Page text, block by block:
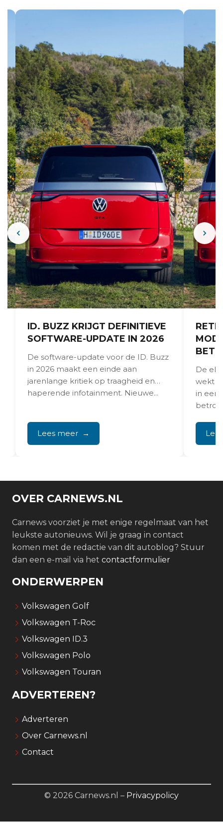
ID. BUZZ KRIJGT DEFINITIEVE
SOFTWARE-UPDATE IN 2026
De software-update voor de ID. Buzz
in 2026 maakt een einde aan
jarenlange kritiek op traagheid en
haperende infotainment. Nieuwe...
Lees meer
De
wekt
in een
OVER CARNEWS.NL
Carnews voorziet je met enige regelmaat van het
leukste autonieuws. Wil je graag in contact
komen met de redactie van dit autoblog? Stuur
dan een e-mail via het contactformulier
ONDERWERPEN
Volkswagen Golf
Volkswagen T-Roc
Volkswagen ID.3
Volkswagen Polo
Volkswagen Touran
ADVERTEREN?
Adverteren
Over Carnews.nl
Contact
© 2026 Carnews.nl – Privacypolicy